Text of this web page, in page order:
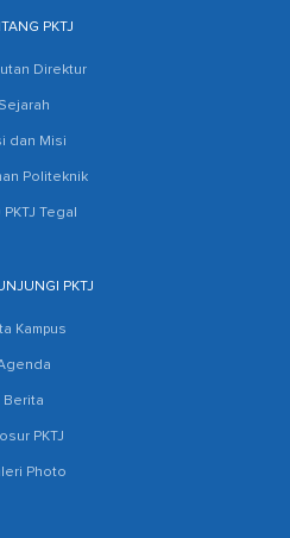
PKTJ
Direktur
Sejarah
dan Misi
Politeknik
PKTJ Tegal
PKTJ
Kampus
Berita
PKTJ
Photo